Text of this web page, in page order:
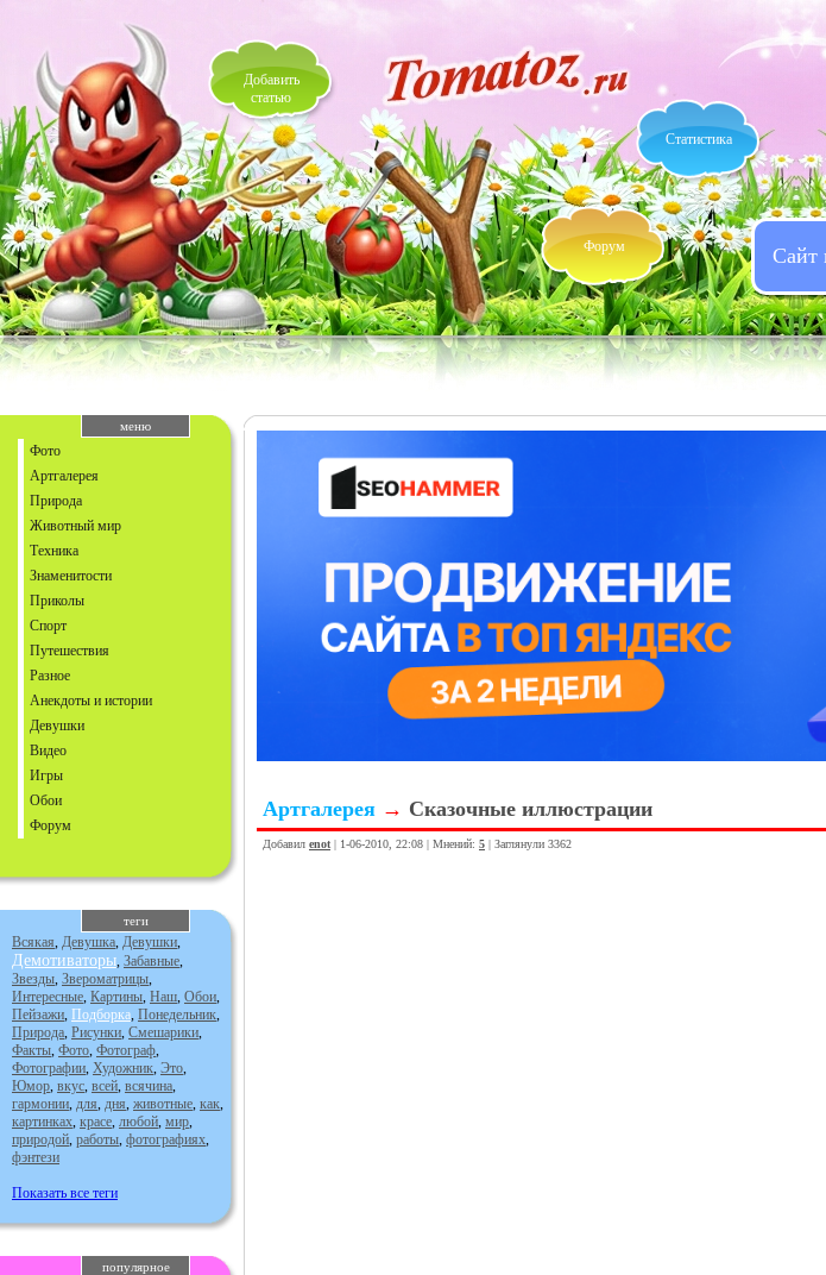
Сайт
Добавить
статью
Форум
Статистика
меню
Фото
Артгалерея
Природа
Животный мир
Техника
Знаменитости
Приколы
Спорт
Путешествия
Разное
Анекдоты и истории
Девушки
Видео
Игры
Обои
Форум
теги
Всякая, Девушка, Девушки,
Демотиваторы, Забавные,
Звезды, Звероматрицы,
Интересные, Картины, Наш, Обои,
Пейзажи, Подборка, Понедельник,
Природа, Рисунки, Смешарики,
Факты, Фото, Фотограф,
Фотографии, Художник, Это,
Юмор, вкус, всей, всячина,
гармонии, для, дня, животные, как,
картинках, красе, любой, мир,
природой, работы, фотографиях,
фэнтези
Показать все теги
популярное
Артгалерея → Сказочные иллюстрации
Добавил enot | 1-06-2010, 22:08 | Мнений: 5 | Заглянули 3362